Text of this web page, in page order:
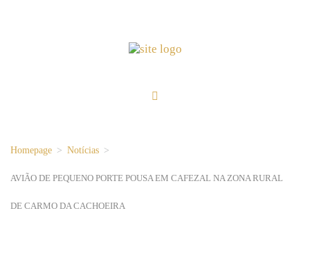
Homepage > Notícias >
AVIÃO DE PEQUENO PORTE POUSA EM CAFEZAL NA ZONA RURAL
DE CARMO DA CACHOEIRA